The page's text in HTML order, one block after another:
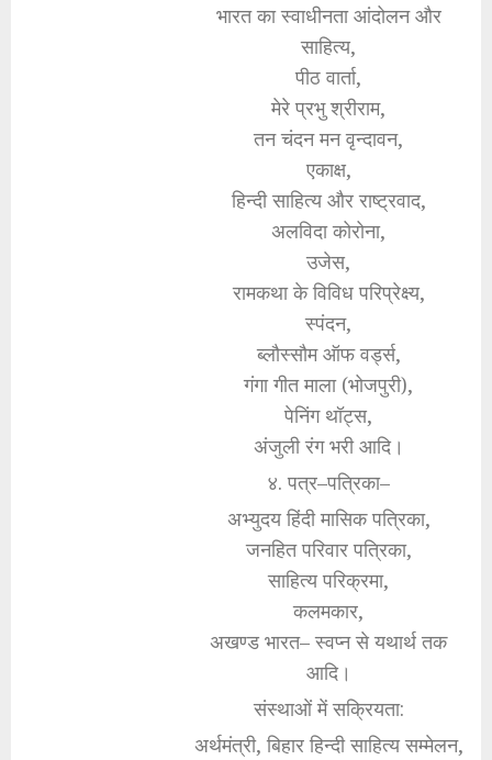
भारत का स्वाधीनता आंदोलन और
साहित्य,
पीठ वार्ता,
मेरे प्रभु श्रीराम,
तन चंदन मन वृन्दावन,
एकाक्ष,
हिन्दी साहित्य और राष्ट्रवाद,
अलविदा कोरोना,
उजेस,
रामकथा के विविध परिप्रेक्ष्य,
स्पंदन,
ब्लौस्सौम ऑफ वर्ड्स,
गंगा गीत माला (भोजपुरी),
पेनिंग थॉट्स,
अंजुली रंग भरी आदि।
४. पत्र–पत्रिका–
अभ्युदय हिंदी मासिक पत्रिका,
जनहित परिवार पत्रिका,
साहित्य परिक्रमा,
कलमकार,
अखण्ड भारत– स्वप्न से यथार्थ तक
आदि।
संस्थाओं में सक्रियता:
अर्थमंत्री, बिहार हिन्दी साहित्य सम्मेलन,